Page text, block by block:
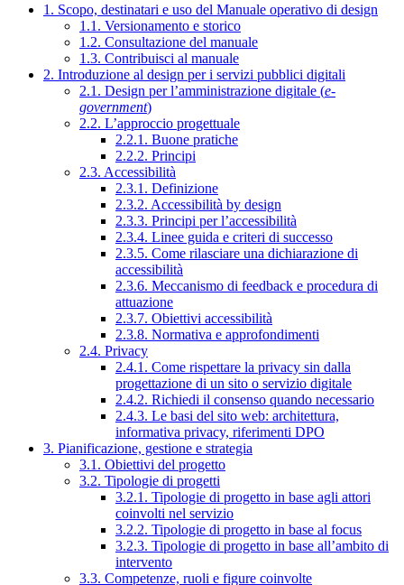
1. Scopo, destinatari e uso del Manuale operativo di design
1.1. Versionamento e storico
1.2. Consultazione del manuale
1.3. Contribuisci al manuale
2. Introduzione al design per i servizi pubblici digitali
2.1. Design per l’amministrazione digitale (e-
government)
2.2. L’approccio progettuale
2.2.1. Buone pratiche
2.2.2. Principi
2.3. Accessibilità
2.3.1. Definizione
2.3.2. Accessibilità by design
2.3.3. Principi per l’accessibilità
2.3.4. Linee guida e criteri di successo
2.3.5. Come rilasciare una dichiarazione di
accessibilità
2.3.6. Meccanismo di feedback e procedura di
attuazione
2.3.7. Obiettivi accessibilità
2.3.8. Normativa e approfondimenti
2.4. Privacy
2.4.1. Come rispettare la privacy sin dalla
progettazione di un sito o servizio digitale
2.4.2. Richiedi il consenso quando necessario
2.4.3. Le basi del sito web: architettura,
informativa privacy, riferimenti DPO
3. Pianificazione, gestione e strategia
3.1. Obiettivi del progetto
3.2. Tipologie di progetti
3.2.1. Tipologie di progetto in base agli attori
coinvolti nel servizio
3.2.2. Tipologie di progetto in base al focus
3.2.3. Tipologie di progetto in base all’ambito di
intervento
3.3. Competenze, ruoli e figure coinvolte